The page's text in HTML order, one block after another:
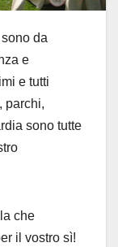
da
e
e tutti
parchi,
sono tutte
che
il vostro sì!